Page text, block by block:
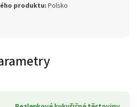
produktu: Polsko